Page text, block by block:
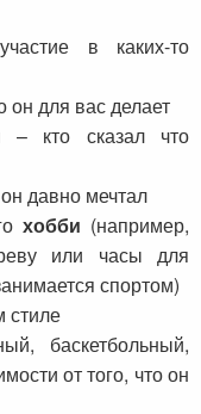
в каких-то
он для вас делает
– кто сказал что
давно мечтал
хобби (например,
или часы для
спортом)
стиле
баскетбольный,
от того, что он